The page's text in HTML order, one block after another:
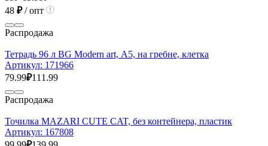
48 ₽/ опт
Распродажа
Тетрадь 96 л BG Modern art, А5, на гребне, клетка
Артикул: 171966
79.99₽111.99
Распродажа
Точилка MAZARI CUTE CAT, без контейнера, пластик
Артикул: 167808